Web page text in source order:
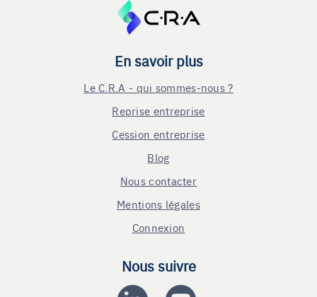
En savoir plus
Le C.R.A - qui sommes-nous ?
Reprise entreprise
Cession entreprise
Blog
Nous contacter
Mentions légales
Connexion
Nous suivre